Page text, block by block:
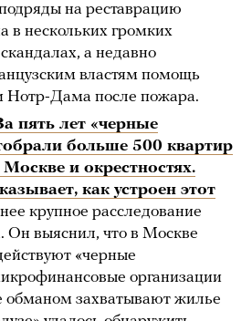
на реставрацию
в нескольких громких
а недавно
властям помощь
Нотр-Дама после пожара.
пять лет «черные
больше 500 квартир
и окрестностях.
как устроен этот
крупное расследование
Он выяснил, что в Москве
«черные
организации
захватывают жилье